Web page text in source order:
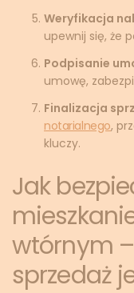
Weryfikacja
upewnij się, że
Podpisanie
umowę,
Finalizacja
notarialnego,
kluczy.
Jak
wtórnym
sprzedaż